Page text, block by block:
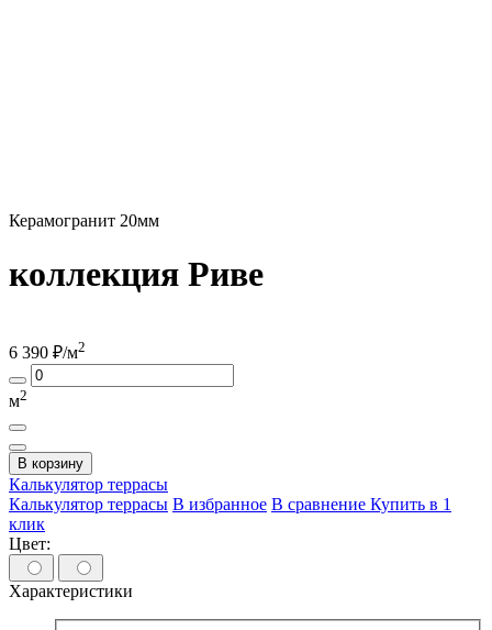
Керамогранит 20мм
коллекция Риве
6 390 ₽/м2
м2
В корзину
Калькулятор террасы
Калькулятор террасы В избранное В сравнение Купить в 1
клик
Цвет:
Характеристики